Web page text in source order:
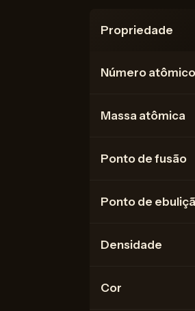
Propriedade
Número atômico
Massa atômica
Ponto de fusão
Ponto de
Densidade
Cor